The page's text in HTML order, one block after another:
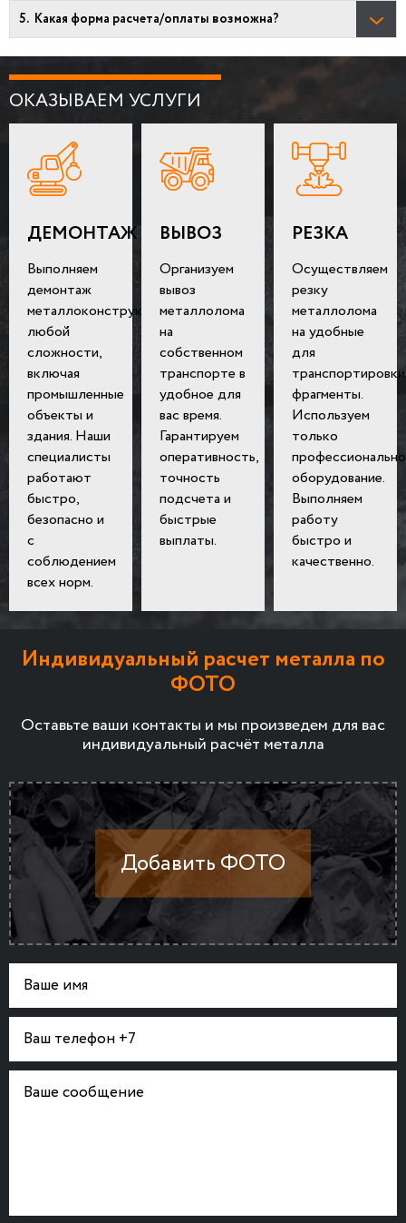
Какая форма расчета/оплаты возможна?
ОКАЗЫВАЕМ УСЛУГИ
ДЕМОНТАЖ
Выполняем
демонтаж
металлоконструкций
любой
сложности,
включая
промышленные
объекты и
здания. Наши
специалисты
работают
быстро,
безопасно и
с
соблюдением
всех норм.
ВЫВОЗ
Организуем
вывоз
металлолома
на
собственном
транспорте в
удобное для
вас время.
Гарантируем
оперативность,
точность
подсчета и
быстрые
выплаты.
РЕЗКА
Осуществляем
резку
металлолома
на удобные
для
транспортировки
фрагменты.
Используем
только
оборудование.
Выполняем
работу
быстро и
качественно.
Индивидуальный расчет металла по
ФОТО
Оставьте ваши контакты и мы произведем для вас
индивидуальный расчёт металла